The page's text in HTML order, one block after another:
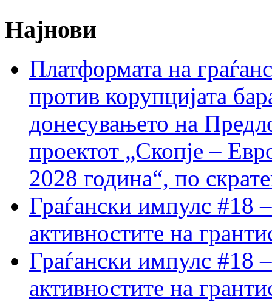
Најнови
Платформата на
против корупцијата
донесувањето на
проектот „Скопје –
2028 година“, по
Граѓански импулс #18
активностите на
Граѓански импулс #18
активностите на